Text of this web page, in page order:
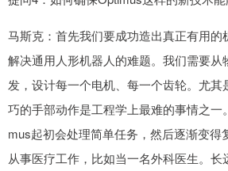
马斯克：首先我们要成功造出真正有用的
解决通用人形机器人的难题。我们需要从
发，设计每一个电机、每一个齿轮。尤其
巧的手部动作是工程学上最难的事情之一
mus起初会处理简单任务，然后逐渐变得
从事医疗工作，比如当一名外科医生。